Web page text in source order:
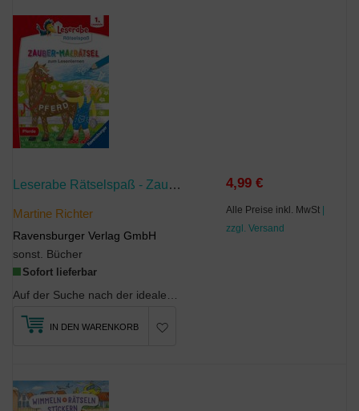
Leserabe Rätselspaß - Zauber-Malrätsel Zum Lesenlernen: Pferde (1. Lesestufe)
Martine Richter
Ravensburger Verlag GmbH
sonst. Bücher
Sofort lieferbar
4,99 €
Alle Preise inkl. MwSt |
zzgl. Versand
IN DEN WARENKORB